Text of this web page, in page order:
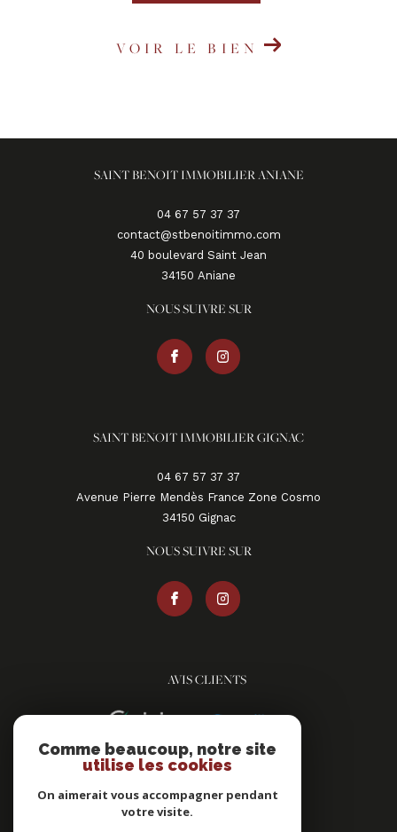
VOIR LE BIEN
SAINT BENOIT IMMOBILIER ANIANE
04 67 57 37 37
contact@stbenoitimmo.com
40 boulevard Saint Jean
34150
aniane
NOUS SUIVRE SUR
SAINT BENOIT IMMOBILIER GIGNAC
04 67 57 37 37
Avenue Pierre Mendès France Zone Cosmo
34150
gignac
NOUS SUIVRE SUR
AVIS CLIENTS
ADHÉRENTS
Comme beaucoup, notre site
utilise les cookies
On aimerait vous accompagner pendant
votre visite.